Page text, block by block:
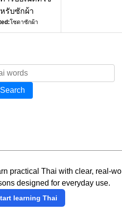
รับซักผ้า
โซดาซักผ้า
Search
practical Thai with clear, real-
designed for everyday use.
learning Thai